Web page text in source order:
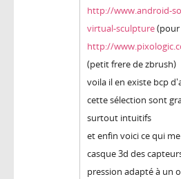
http://www.android-
virtual-sculpture
http://
(petit frere de zbrush)
voila il en existe bcp
cette sélection sont
surtout intuitifs
et enfin voici ce qui
casque 3d des
pression adapté à un